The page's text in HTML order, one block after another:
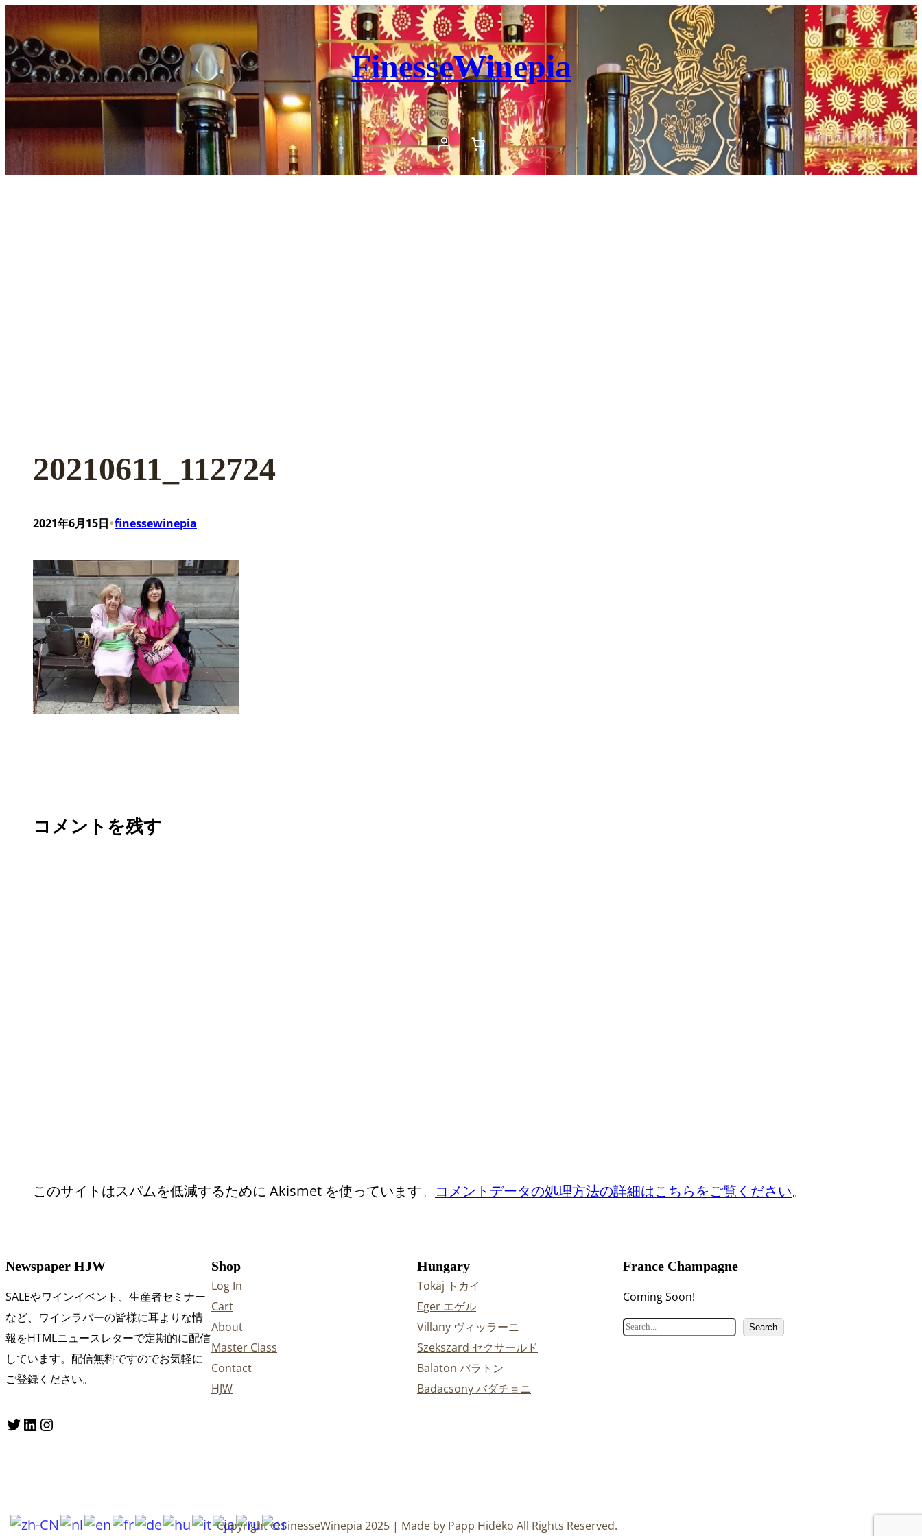
内
容
を
ス
キ
プ
FinesseWinepia
20210611_112724
2021年6月15日•finessewinepia
コメントを残す
このサイトはスパムを低減するために Akismet を使っています。 コメントデータの処理方法の詳細はこちらをご覧ください。
Newspaper HJW
SALEやワインイベント、生産者セミナー
など、ワインラバーの皆様に耳よりな情
報をHTMLニュースレターで定期的に配信
しています。配信無料ですのでお気軽に
ご登録ください。
Twitter LinkedIn Instagram
Shop
Log In
Cart
About
Master Class
Contact
HJW
Hungary
Tokaj トカイ
Eger エゲル
Villany ヴィッラーニ
Szekszard セクサールド
Balaton バラトン
Badacsony バダチョニ
France Champagne
Coming Soon!
検
Search
Copyright © FinesseWinepia 2025 | Made by Papp Hideko All Rights Reserved.